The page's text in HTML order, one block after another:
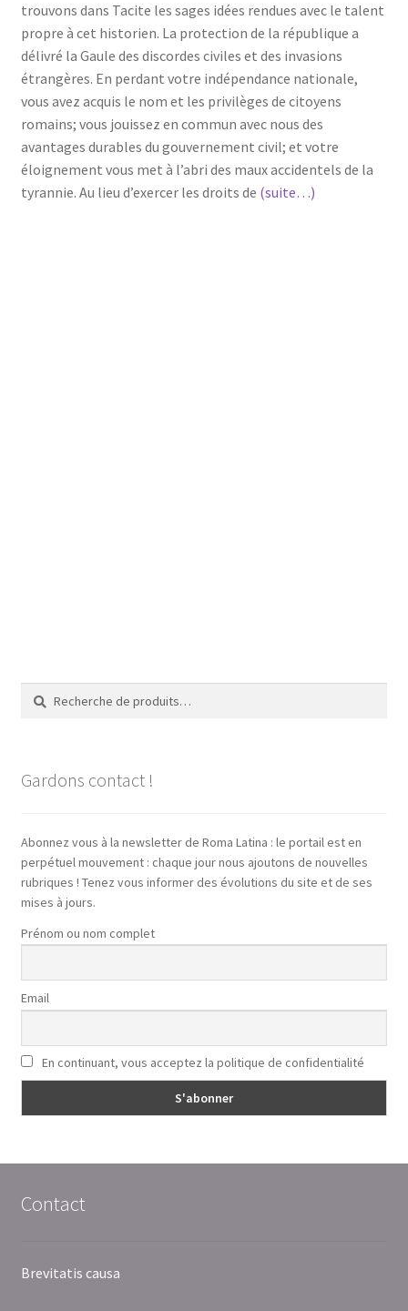
trouvons dans Tacite les sages idées rendues avec le talent
propre à cet historien. La protection de la république a
délivré la Gaule des discordes civiles et des invasions
étrangères. En perdant votre indépendance nationale,
vous avez acquis le nom et les privilèges de citoyens
romains; vous jouissez en commun avec nous des
avantages durables du gouvernement civil; et votre
éloignement vous met à l’abri des maux accidentels de la
tyrannie. Au lieu d’exercer les droits de (suite…)
Recherche
pour :
Recherche
Gardons contact !
Abonnez vous à la newsletter de Roma Latina : le portail est en
perpétuel mouvement : chaque jour nous ajoutons de nouvelles
rubriques ! Tenez vous informer des évolutions du site et de ses
mises à jours.
Prénom ou nom complet
Email
En continuant, vous acceptez la politique de confidentialité
Contact
Brevitatis causa